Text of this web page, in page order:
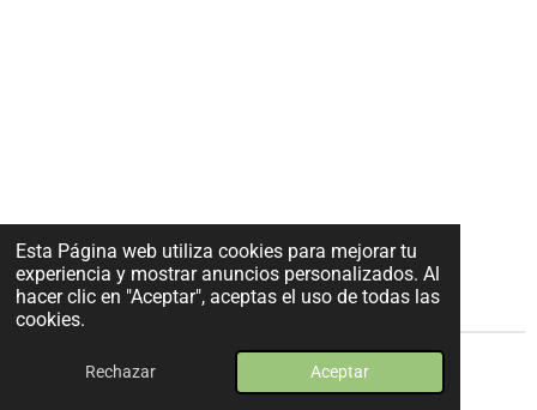
Esta Página web utiliza cookies para mejorar tu
experiencia y mostrar anuncios personalizados. Al
hacer clic en "Aceptar", aceptas el uso de todas las
cookies.
Rechazar Aceptar
© 2017 VEGERE Bellesa Vegana